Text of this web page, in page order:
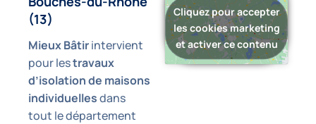
(13)
Mieux Bâtirintervient
pour lestravaux
d’isolation de maisons
individuellesdans
tout le département
Cliquez pour accepter
les cookies marketing
et activer ce contenu